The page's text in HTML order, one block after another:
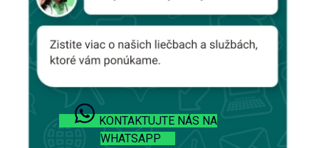
KONTAKTUJTE NÁS NA
WHATSAPP